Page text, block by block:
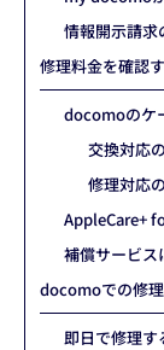
情報開示請求
修理料金を確認
docomoのケ
交換対応
修理対応
AppleCare+
補償サービス
docomoでの修
即日で修理